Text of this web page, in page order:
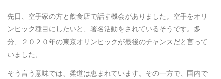
先日、空手家の方と飲食店で話す機会がありました。空手をオリ
ンピック種目にしたいと、署名活動をされているそうです。多
分、２０２０年の東京オリンピックが最後のチャンスだと言って
いました。
そう言う意味では、柔道は恵まれています。その一方で、国内で